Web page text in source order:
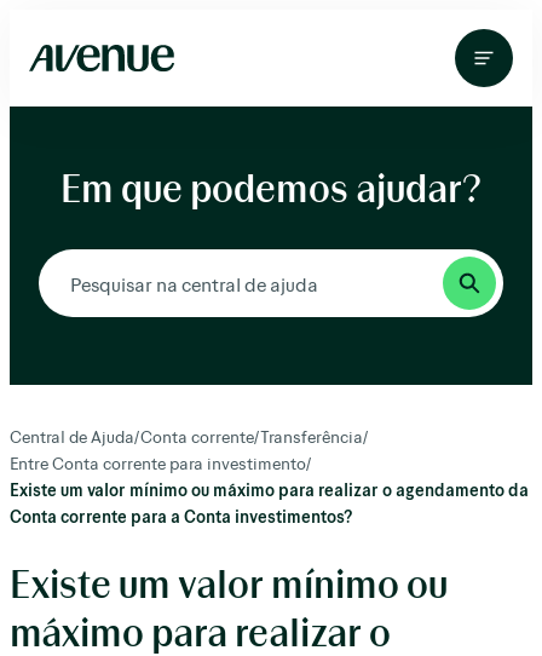
para
conteúdo
Em que podemos ajudar?
Central de Ajuda/Conta corrente/Transferência/
Entre Conta corrente para investimento/
Existe um valor mínimo ou máximo para realizar o agendamento da
Conta corrente para a Conta investimentos?
Existe um valor mínimo ou
máximo para realizar o